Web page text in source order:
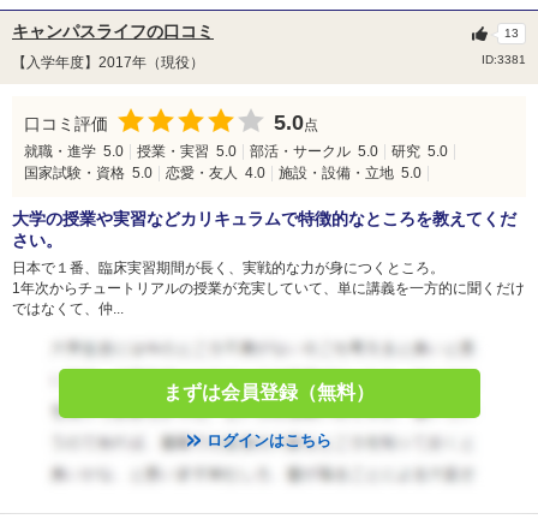
キャンパスライフの口コミ
【入学年度】2017年（現役） ID:3381
13
口コミ評価 5.0点
就職・進学 5.0 授業・実習 5.0 部活・サークル 5.0 研究 5.0
国家試験・資格 5.0 恋愛・友人 4.0 施設・設備・立地 5.0
大学の授業や実習などカリキュラムで特徴的なところを教えてくだ
さい。
日本で１番、臨床実習期間が長く、実戦的な力が身につくところ。
1年次からチュートリアルの授業が充実していて、単に講義を一方的に聞くだけ
ではなくて、仲...
まずは会員登録（無料）
ログインはこちら